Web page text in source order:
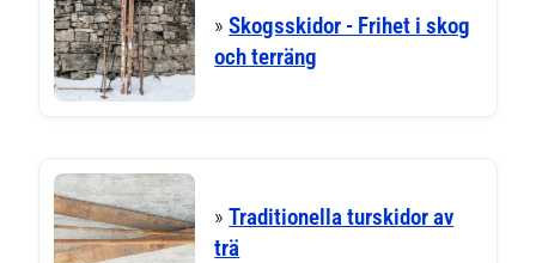
»Skogsskidor - Frihet i skog
och terräng
»Traditionella turskidor av
trä